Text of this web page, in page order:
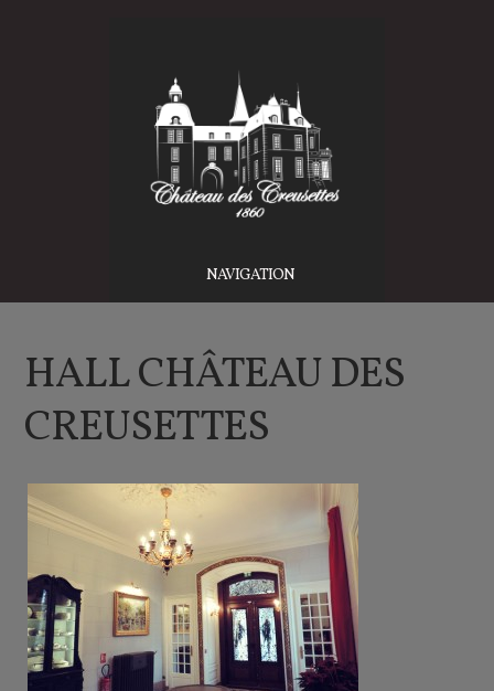
NAVIGATION
HALL CHÂTEAU DES
CREUSETTES